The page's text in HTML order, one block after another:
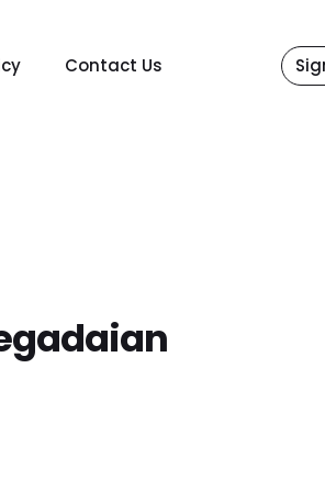
Contact Us